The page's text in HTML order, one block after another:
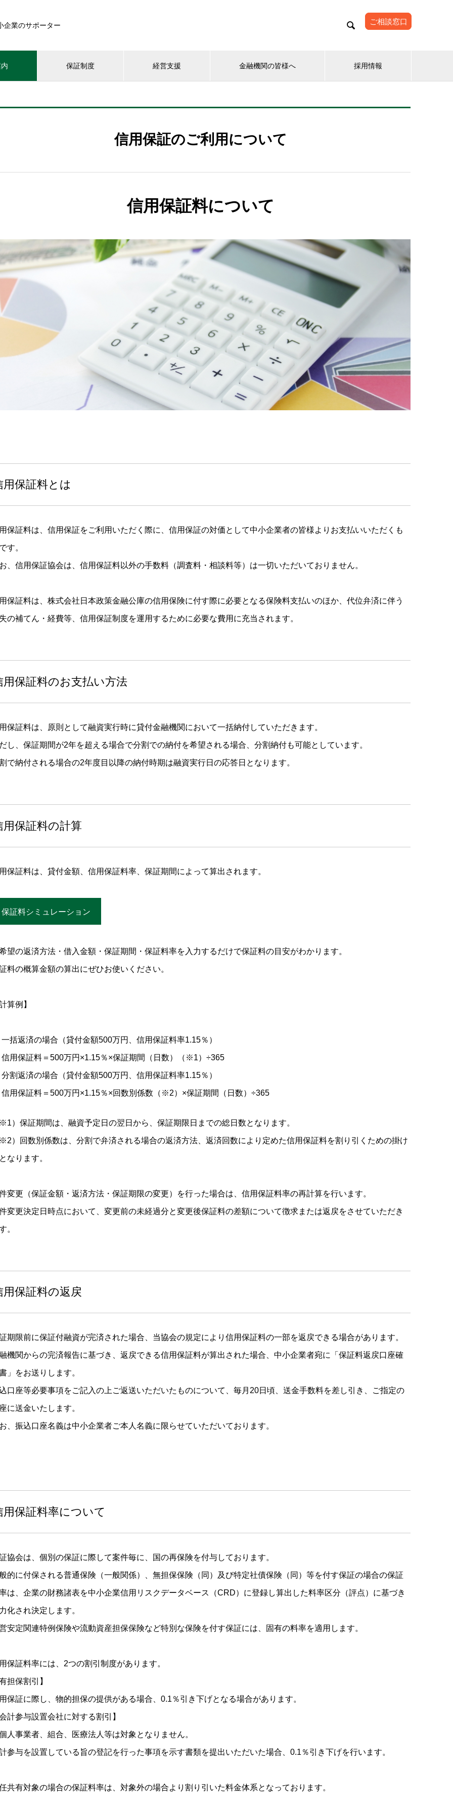
企業のサポーター  ご相談窓口
保証制度 経営支援 金融機関の皆様へ 採用情報
信用保証のご利用について
信用保証料について
用保証料とは
保証料は、信用保証をご利用いただく際に、信用保証の対価として中小企業者の皆様よりお支払いいただくも
す。
、信用保証協会は、信用保証料以外の手数料（調査料・相談料等）は一切いただいておりません。
保証料は、株式会社日本政策金融公庫の信用保険に付す際に必要となる保険料支払いのほか、代位弁済に伴う
の補てん・経費等、信用保証制度を運用するために必要な費用に充当されます。
用保証料のお支払い方法
保証料は、原則として融資実行時に貸付金融機関において一括納付していただきます。
し、保証期間が2年を超える場合で分割での納付を希望される場合、分割納付も可能としています。
で納付される場合の2年度目以降の納付時期は融資実行日の応答日となります。
用保証料の計算
保証料は、貸付金額、信用保証料率、保証期間によって算出されます。
保証料シミュレーション
望の返済方法・借入金額・保証期間・保証料率を入力するだけで保証料の目安がわかります。
料の概算金額の算出にぜひお使いください。
計算例】
一括返済の場合（貸付金額500万円、信用保証料率1.15％）
信用保証料＝500万円×1.15％×保証期間（日数）（※1）÷365
分割返済の場合（貸付金額500万円、信用保証料率1.15％）
信用保証料＝500万円×1.15％×回数別係数（※2）×保証期間（日数）÷365
※1）保証期間は、融資予定日の翌日から、保証期限日までの総日数となります。
※2）回数別係数は、分割で弁済される場合の返済方法、返済回数により定めた信用保証料を割り引くための掛け
なります。
変更（保証金額・返済方法・保証期限の変更）を行った場合は、信用保証料率の再計算を行います。
変更決定日時点において、変更前の未経過分と変更後保証料の差額について徴求または返戻をさせていただき
。
用保証料の返戻
期限前に保証付融資が完済された場合、当協会の規定により信用保証料の一部を返戻できる場合があります。
機関からの完済報告に基づき、返戻できる信用保証料が算出された場合、中小企業者宛に「保証料返戻口座確
」をお送りします。
口座等必要事項をご記入の上ご返送いただいたものについて、毎月20日頃、送金手数料を差し引き、ご指定の
に送金いたします。
、振込口座名義は中小企業者ご本人名義に限らせていただいております。
用保証料率について
協会は、個別の保証に際して案件毎に、国の再保険を付与しております。
的に付保される普通保険（一般関係）、無担保保険（同）及び特定社債保険（同）等を付す保証の場合の保証
は、企業の財務諸表を中小企業信用リスクデータベース（CRD）に登録し算出した料率区分（評点）に基づき
化され決定します。
安定関連特例保険や流動資産担保保険など特別な保険を付す保証には、固有の料率を適用します。
保証料率には、2つの割引制度があります。
有担保割引】
保証に際し、物的担保の提供がある場合、0.1％引き下げとなる場合があります。
会計参与設置会社に対する割引】
人事業者、組合、医療法人等は対象となりません。
参与を設置している旨の登記を行った事項を示す書類を提出いただいた場合、0.1％引き下げを行います。
共有対象の場合の保証料率は、対象外の場合より割り引いた料金体系となっております。